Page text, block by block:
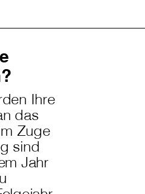
Ihre
das
Zuge
sind
Jahr